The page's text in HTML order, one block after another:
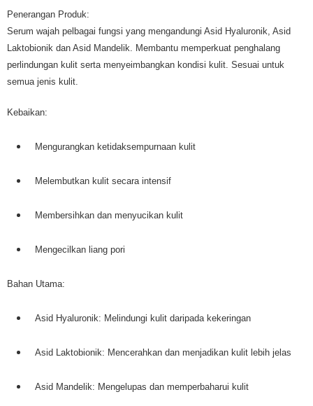
Penerangan Produk:
Serum wajah pelbagai fungsi yang mengandungi Asid Hyaluronik, Asid
Laktobionik dan Asid Mandelik. Membantu memperkuat penghalang
perlindungan kulit serta menyeimbangkan kondisi kulit. Sesuai untuk
semua jenis kulit.
Kebaikan:
Mengurangkan ketidaksempurnaan kulit
Melembutkan kulit secara intensif
Membersihkan dan menyucikan kulit
Mengecilkan liang pori
Bahan Utama:
Asid Hyaluronik: Melindungi kulit daripada kekeringan
Asid Laktobionik: Mencerahkan dan menjadikan kulit lebih jelas
Asid Mandelik: Mengelupas dan memperbaharui kulit